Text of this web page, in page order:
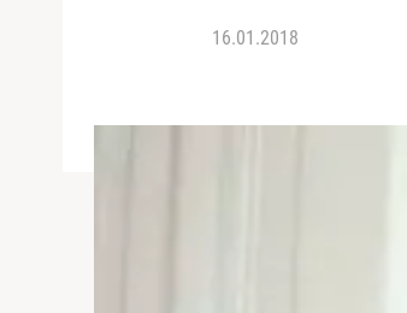
16.01.2018